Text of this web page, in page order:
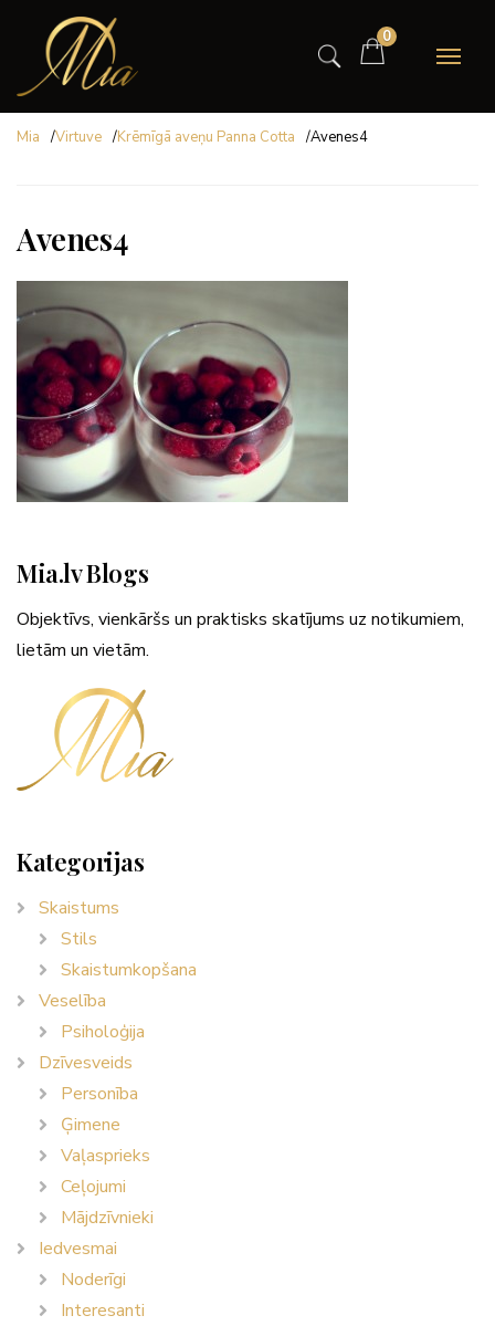
0
Mia /Virtuve /Krēmīgā aveņu Panna Cotta /Avenes4
Avenes4
Mia.lv Blogs
Objektīvs, vienkāršs un praktisks skatījums uz notikumiem,
lietām un vietām.
Kategorijas
Skaistums
Stils
Skaistumkopšana
Veselība
Psiholoģija
Dzīvesveids
Personība
Ģimene
Vaļasprieks
Ceļojumi
Mājdzīvnieki
Iedvesmai
Noderīgi
Interesanti